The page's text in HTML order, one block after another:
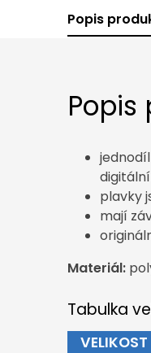
Popis
Popis
plavky
mají
Materiál:
Tabulka
VELIKOST